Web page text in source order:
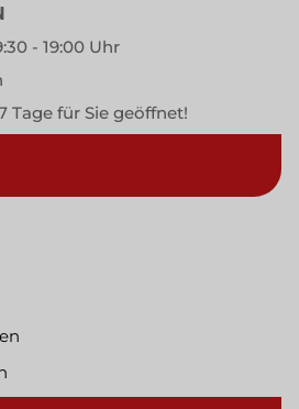
- 19:00 Uhr
Tage für Sie geöffnet!